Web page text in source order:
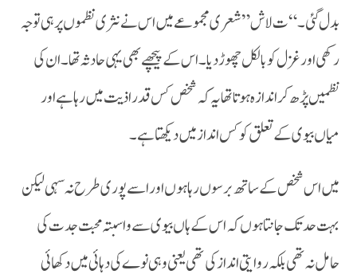
بدل گئی۔ “ت لاش” شعری مجموعے میں اس نے نثری نظموں پر ہی توجہ
رکھی اور غزل کو بالکل چھوڑ دیا۔ اس کے پیچھے بھی یہی حادثہ تھا۔ ان کی
نظمیں پڑھ کر اندازہ ہوتا تھا یہ کہ شخص کس قدر اذیت میں رہا ہے اور
میاں بیوی کے تعلق کو کس انداز میں دیکھتا ہے۔
بہت حد تک جانتا ہوں کہ اس کے ہاں بیوی سے واسبتہ محبت جدت کی
حامل نہ تھی بلکہ روایتی انداز کی تھی یعنی وہی نوے کی دہائی میں دکھائی